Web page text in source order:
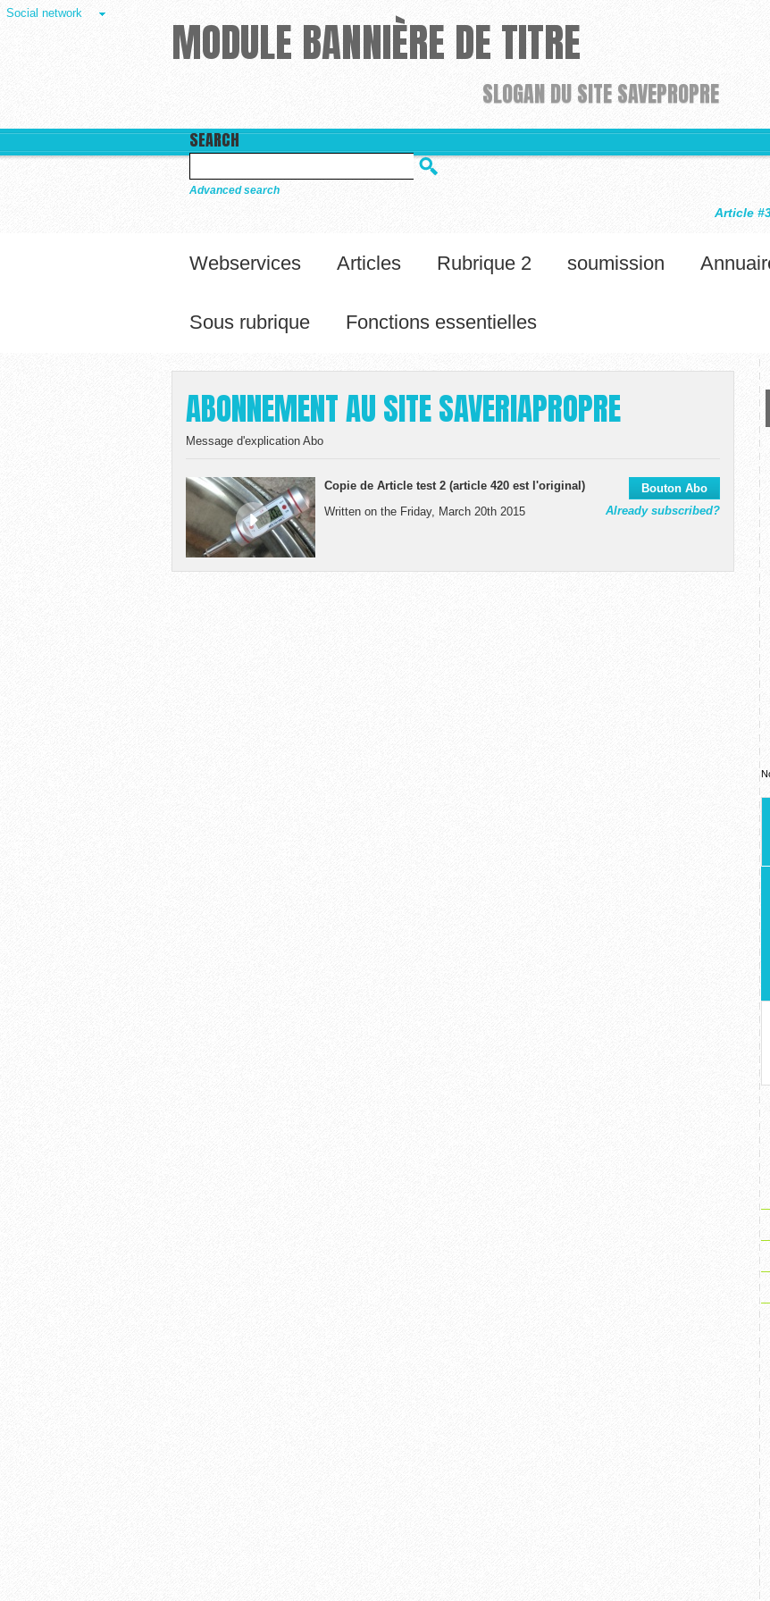
Social network MODULE BANNIÈRE DE TITRE
SLOGAN DU SITE SAVEPROPRE
SEARCH
Advanced search
Félicitations,
Webservices Articles Rubrique 2 soumission
Sous rubrique Fonctions essentielles
ABONNEMENT AU SITE SAVERIAPROPRE
Message d'explication Abo
Already subscribed?
Copie de Article test 2 (article 420 est l'original)
Written on the Friday, March 20th 2015